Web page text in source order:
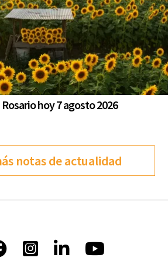
hoy 7 agosto 2026
notas de actualidad